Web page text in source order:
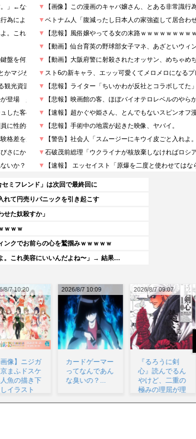
ミフレンド」は次回で最終回に
れて円売りパニックを引き起こす
た奴殺すか」
ｗｗｗ
ンクでお前らの心を鷲掴みｗｗｗｗｗ
。これ美容にいいんだよね〜」→ 結果…
2026/8/7 10:09
カードゲーマー
ってなんであん
な臭いの？...
2026/8/7 09:07
『るろうに剣
心』読んでるん
やけど、二重の
2026/8/7 08:53
【悲報】ドラゴ
ンボールベジー
タ「誰だこんな
使えないゴミを